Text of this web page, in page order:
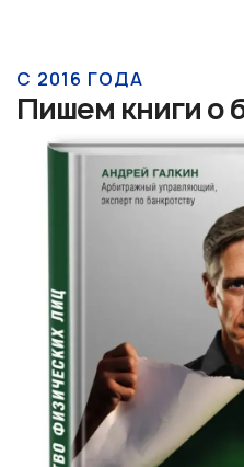
С 2016 ГОДА
Пишем книги о